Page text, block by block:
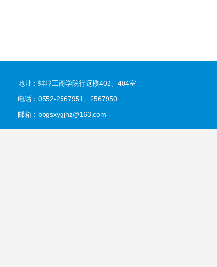
地址：蚌埠工商学院行远楼402、404室
电话：0552-2567951、2567950
邮箱：bbgsxygjhz@163.com